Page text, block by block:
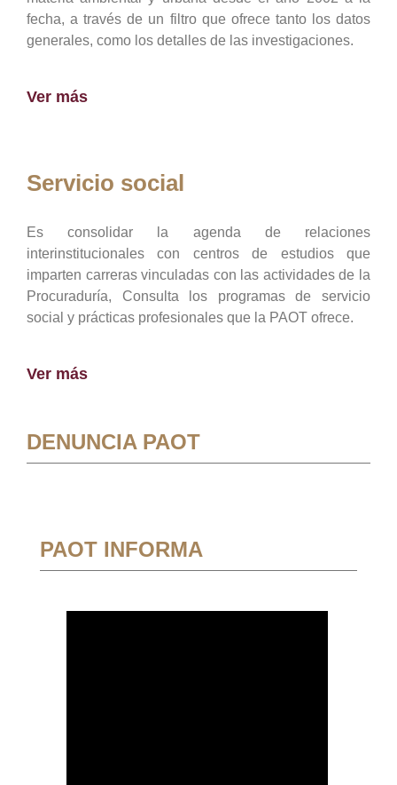
fecha, a través de un filtro que ofrece tanto los datos
generales, como los detalles de las investigaciones.
Ver más
Servicio social
Es consolidar la agenda de relaciones
interinstitucionales con centros de estudios que
imparten carreras vinculadas con las actividades de la
Procuraduría, Consulta los programas de servicio
social y prácticas profesionales que la PAOT ofrece.
Ver más
DENUNCIA PAOT
PAOT INFORMA